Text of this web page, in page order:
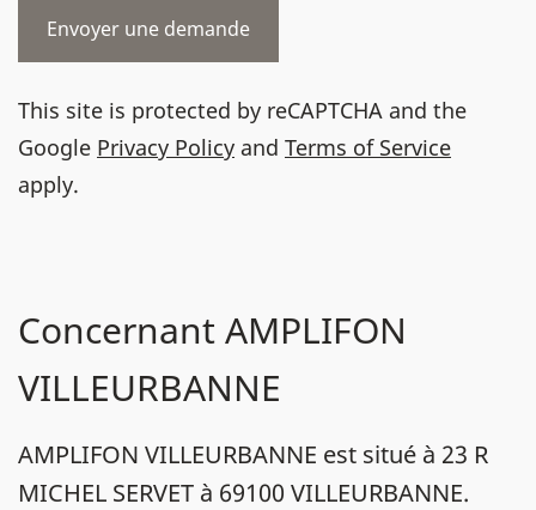
This site is protected by reCAPTCHA and the
Google Privacy Policy and Terms of Service
apply.
Concernant AMPLIFON
VILLEURBANNE
AMPLIFON VILLEURBANNE est situé à 23 R
MICHEL SERVET à 69100 VILLEURBANNE.